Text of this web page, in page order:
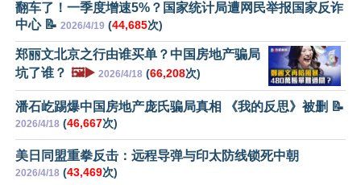
翻车了！一季度增速5%？国家统计局遭网民举报国家反诈
中心 📝 2026/4/19 (44,685次)
郑丽文北京之行由谁买单？中国房地产骗局
坑了谁？ 🖼️▶️ 2026/4/18 (66,208次)
潘石屹踢爆中国房地产庞氏骗局真相 《我的反思》被删 📝
2026/4/18 (46,667次)
美日同盟重拳反击：远程导弹与印太防线锁死中朝
2026/4/18 (43,469次)